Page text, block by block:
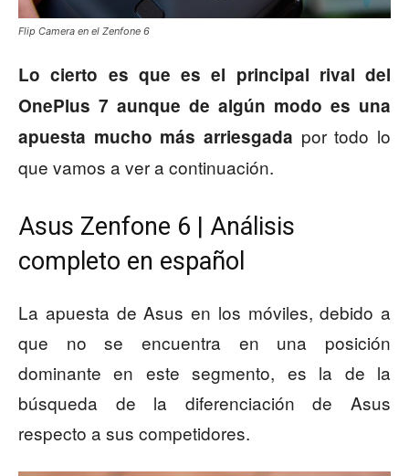
Flip Camera en el Zenfone 6
Lo cierto es que es el principal rival del
OnePlus 7 aunque de algún modo es una
apuesta mucho más arriesgada por todo lo
que vamos a ver a continuación.
Asus Zenfone 6 | Análisis
completo en español
La apuesta de Asus en los móviles, debido a
que no se encuentra en una posición
dominante en este segmento, es la de la
búsqueda de la diferenciación de Asus
respecto a sus competidores.